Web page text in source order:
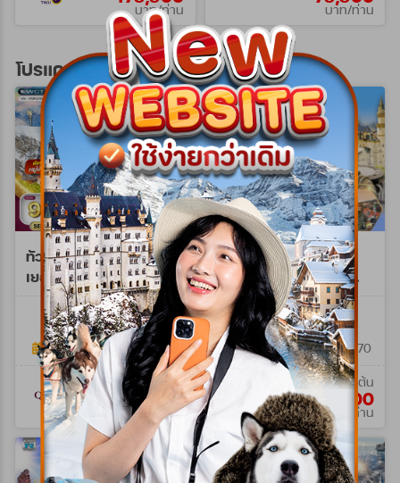
บาท/ท่าน บาท/ท่าน
โปรแกรมทัวร์ยุโรปตะวันออก
ทัวร์ยุโรปตะวันออก
เยอรมัน-เชค-ออสเตรีย-
ฮังการี 9 วัน (QR) SEP
26 - AUG 27 Spe A
WQR0209Z
9วัน 6คืน
19 ก.ย. 69 - 19 ส.ค. 70
เริ่มต้น
95,900
บาท/ท่าน
ทัวร์ยุโรปตะวันออก
เยอรมัน - ออสเตรีย -
เช็ก - ฮังการี 8วัน QR
JUN 26 - MAR 27
WTQR0208M
8วัน 5คืน
09 ก.พ. 69 - 28 มี.ค. 70
เริ่มต้น
69,900
บาท/ท่าน